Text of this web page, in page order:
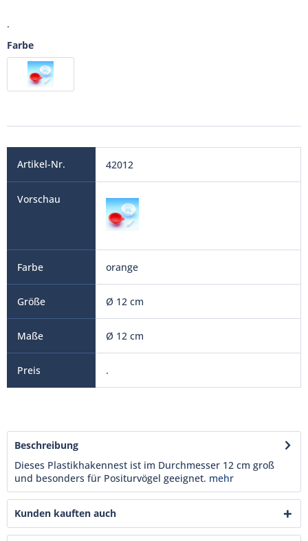
.
Farbe
42012
orange
Ø 12 cm
Ø 12 cm
.
Beschreibung
Dieses Plastikhakennest ist im Durchmesser 12 cm groß
und besonders für Positurvögel geeignet. mehr
Kunden kauften auch